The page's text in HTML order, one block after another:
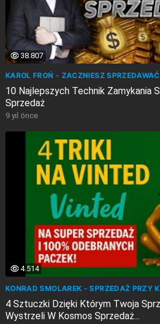
38.807
KAROL FROŃ - ZACZNIESZ
10 Najlepszych Technik Zamykania
Sprzedaż
9 yıl önce
4.514
KONRAD SMOLAREK - SPRZEDAŻ PRZY
4 Sztuczki Dzięki Którym Twoja
Wystrzeli W Kosmos Sprzedaż...